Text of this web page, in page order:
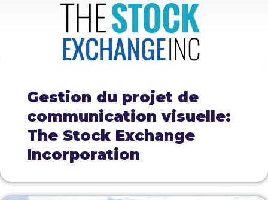
Gestion du projet de
communication visuelle:
The Stock Exchange
Incorporation